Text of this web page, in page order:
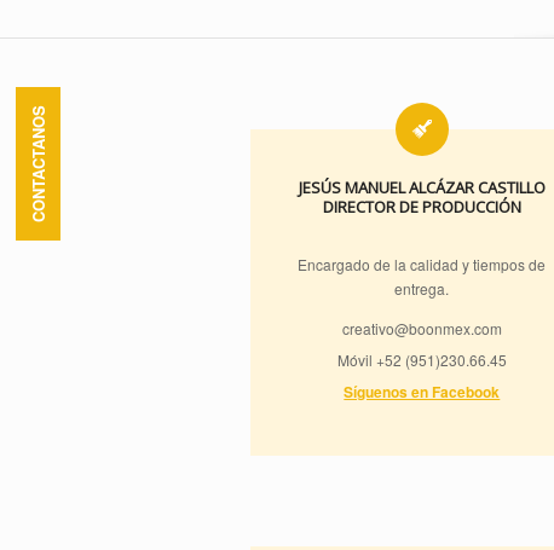
CONTACTANOS
JESÚS MANUEL ALCÁZAR CASTILLO
DIRECTOR DE PRODUCCIÓN
Encargado de la calidad y tiempos de
entrega.
creativo@boonmex.com
Móvil +52 (951)230.66.45
Síguenos en Facebook